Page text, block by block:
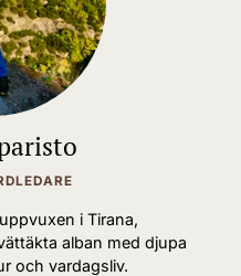
i Tirana,
alban med djupa
och vardagsliv.